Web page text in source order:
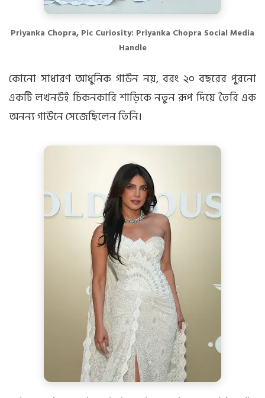
Priyanka Chopra, Pic Curiosity: Priyanka Chopra Social Media
Handle
কোনো সাধারণ আধুনিক গাউন নয়, বরং ২০ বছরের পুরনো
একটি লখনউই চিকনকারি শাড়িকে নতুন রূপ দিয়ে তৈরি এক
অনন্য গাউনে সেজেছিলেন তিনি।